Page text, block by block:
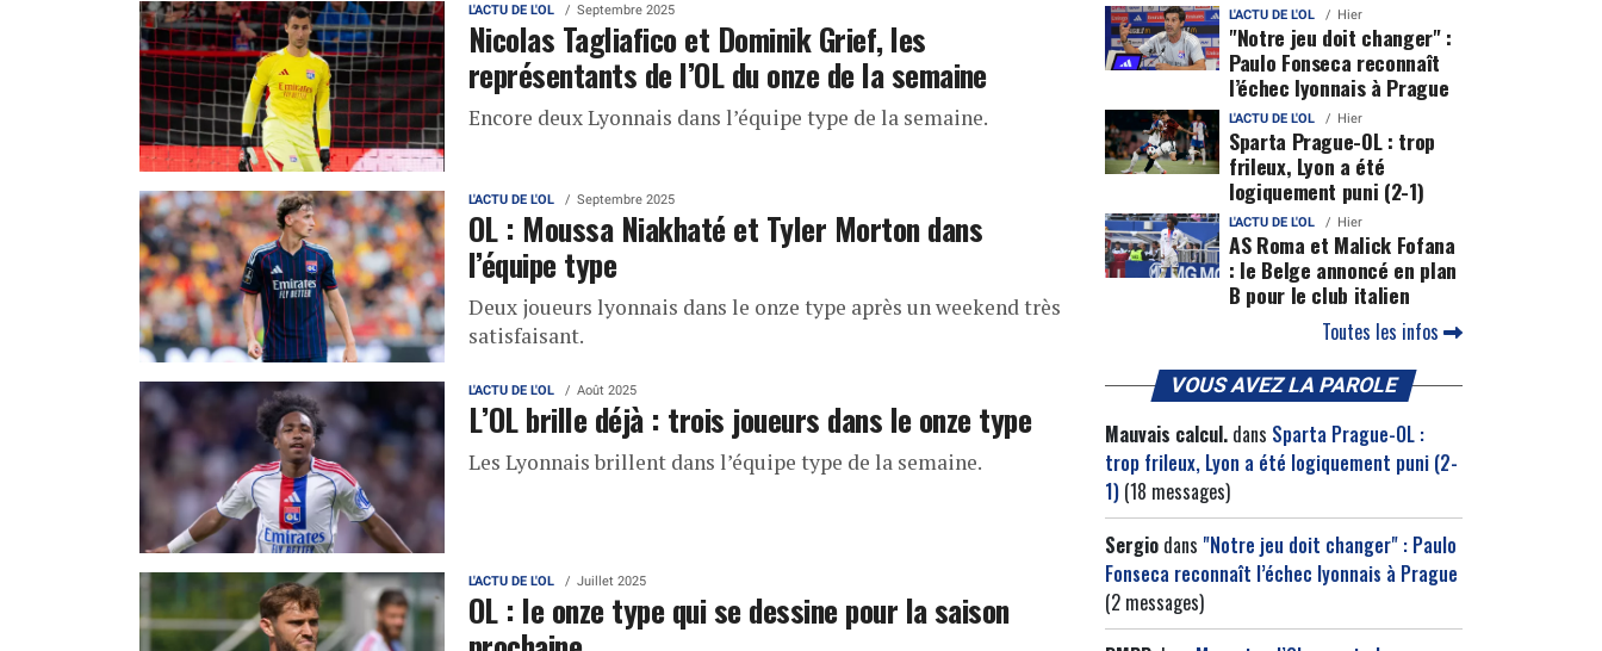
L'ACTU DE L'OL Septembre 2025
Nicolas Tagliafico et Dominik Grief, les
représentants de l’OL du onze de la semaine
Encore deux Lyonnais dans l’équipe type de la semaine.
L'ACTU DE L'OL Septembre 2025
OL : Moussa Niakhaté et Tyler Morton dans
l’équipe type
Deux joueurs lyonnais dans le onze type après un weekend très
satisfaisant.
L'ACTU DE L'OL Août 2025
L’OL brille déjà : trois joueurs dans le onze type
Les Lyonnais brillent dans l’équipe type de la semaine.
L'ACTU DE L'OL Juillet 2025
OL : le onze type qui se dessine pour la saison
L'ACTU DE L'OL Hier
"Notre jeu doit changer" :
Paulo Fonseca reconnaît
l’échec lyonnais à Prague
L'ACTU DE L'OL Hier
Sparta Prague-OL : trop
frileux, Lyon a été
logiquement puni (2-1)
L'ACTU DE L'OL Hier
AS Roma et Malick Fofana
: le Belge annoncé en plan
B pour le club italien
Toutes les infos
VOUS AVEZ LA PAROLE
Mauvais calcul. dans Sparta Prague-OL :
trop frileux, Lyon a été logiquement puni (2-
1) (18 messages)
Sergio dans "Notre jeu doit changer" : Paulo
Fonseca reconnaît l’échec lyonnais à Prague
(2 messages)